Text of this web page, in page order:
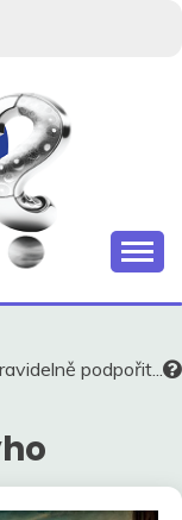
podpořit...